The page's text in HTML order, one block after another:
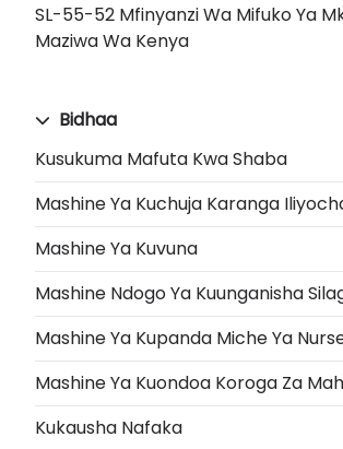
SL-55-52 Mfinyanzi Wa Mifuko Ya
Maziwa Wa Kenya
Bidhaa
Kusukuma Mafuta Kwa Shaba
Mashine Ya Kuchuja Karanga
Mashine Ya Kuvuna
Mashine Ndogo Ya Kuunganisha
Mashine Ya Kupanda Miche Ya
Mashine Ya Kuondoa Koroga Za
Kukausha Nafaka